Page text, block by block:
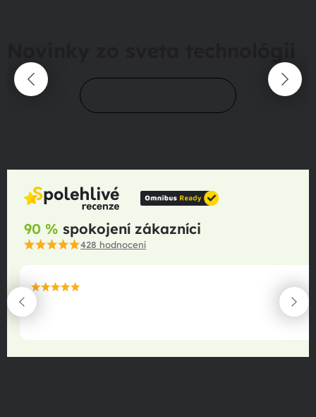
90 % spokojení zákazníci
428 hodnocení
maximální spokojenost
22.06.2025